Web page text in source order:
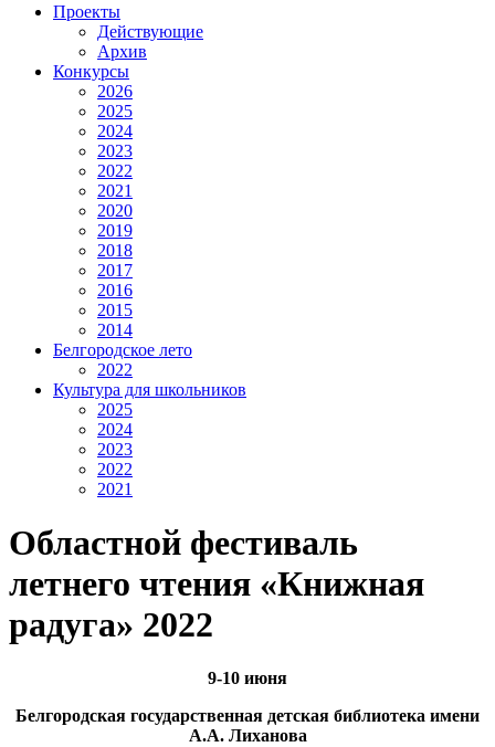
Проекты
Действующие
Архив
Конкурсы
2026
2025
2024
2023
2022
2021
2020
2019
2018
2017
2016
2015
2014
Белгородское лето
2022
Культура для школьников
2025
2024
2023
2022
2021
Областной фестиваль
летнего чтения «Книжная
радуга» 2022
9-10 июня
Белгородская государственная детская библиотека имени
А.А. Лиханова